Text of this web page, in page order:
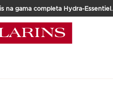
na gama completa Hydra-Essentiel.